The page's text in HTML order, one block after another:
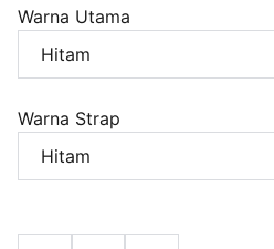
Warna Utama
Warna Strap